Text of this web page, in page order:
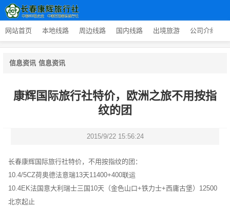
网站首页 本地线路 周边线路 国内线路 出境旅游 公司介绍
信息资讯 信息资讯
康辉国际旅行社特价，欧洲之旅不用按指
纹的团
2015/9/22 15:56:24
长春康辉国际旅行社特价，不用按指纹的团：
10.4/5CZ荷奥德法意瑞13天11400+400联运
10.4EK法国意大利瑞士三国10天（金色山口+铁力士+西庸古堡）12500
北京起止